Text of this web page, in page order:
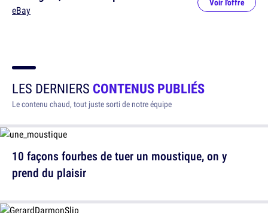
eBay
Voir l'offre
LES DERNIERS CONTENUS PUBLIÉS
Le contenu chaud, tout juste sorti de notre équipe
10 façons fourbes de tuer un moustique, on y
prend du plaisir